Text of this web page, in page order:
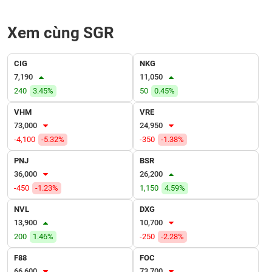
Xem cùng SGR
CIG
7,190
240
3.45%
NKG
11,050
50
0.45%
VHM
73,000
-4,100
-5.32%
VRE
24,950
-350
-1.38%
PNJ
36,000
-450
-1.23%
BSR
26,200
1,150
4.59%
NVL
13,900
200
1.46%
DXG
10,700
-250
-2.28%
F88
FOC
THÔNG
TIỆN
ÍCH
BẤT
ĐỘNG
SẢN
Mã
chứng
khoán
(-)